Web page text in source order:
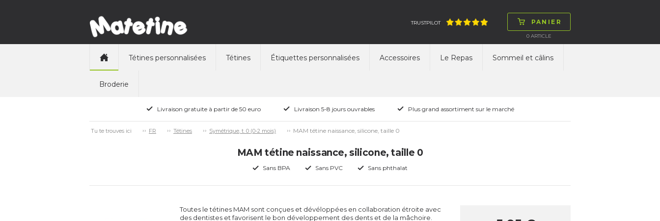
PANIER
0 ARTICLE
TRUSTPILOT
Tétines personnalisées Tétines Étiquettes personnalisées Accessoires Le Repas Sommeil et câlins
Broderie
Livraison gratuite à partir de 50 euro Livraison 5-8 jours ouvrables Plus grand assortiment sur le marché
Tu te trouves ici FR Tétines Symétrique, t. 0 (0-2 mois) MAM tétine naissance, silicone, taille 0
MAM tétine naissance, silicone, taille 0
Sans BPA Sans PVC Sans phthalat
Toutes le tétines MAM sont conçues et dévéloppées en collaboration étroite avec
des dentistes et favorisent le bon développement des dents et de la mâchoire.